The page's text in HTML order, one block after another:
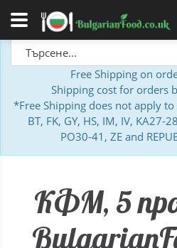
Free Shipping on
Shipping cost for orders
*Free Shipping does not apply
BT, FK, GY, HS, IM, IV, KA27-
PO30-41, ZE and
КФМ, 5